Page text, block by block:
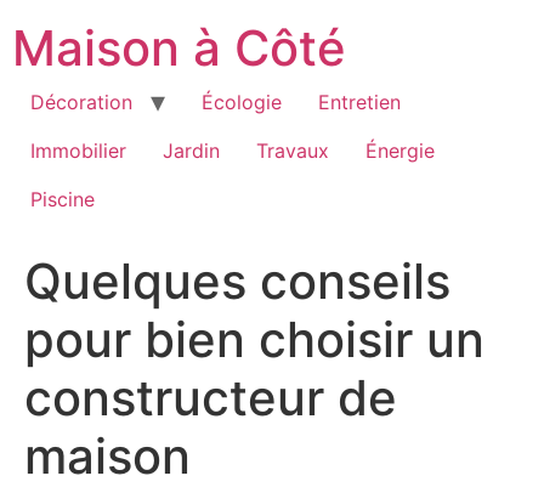
contenu
Maison à Côté
Décoration Écologie
Entretien
Immobilier
Jardin Travaux
Énergie
Piscine
Quelques conseils
pour bien choisir un
constructeur de
maison